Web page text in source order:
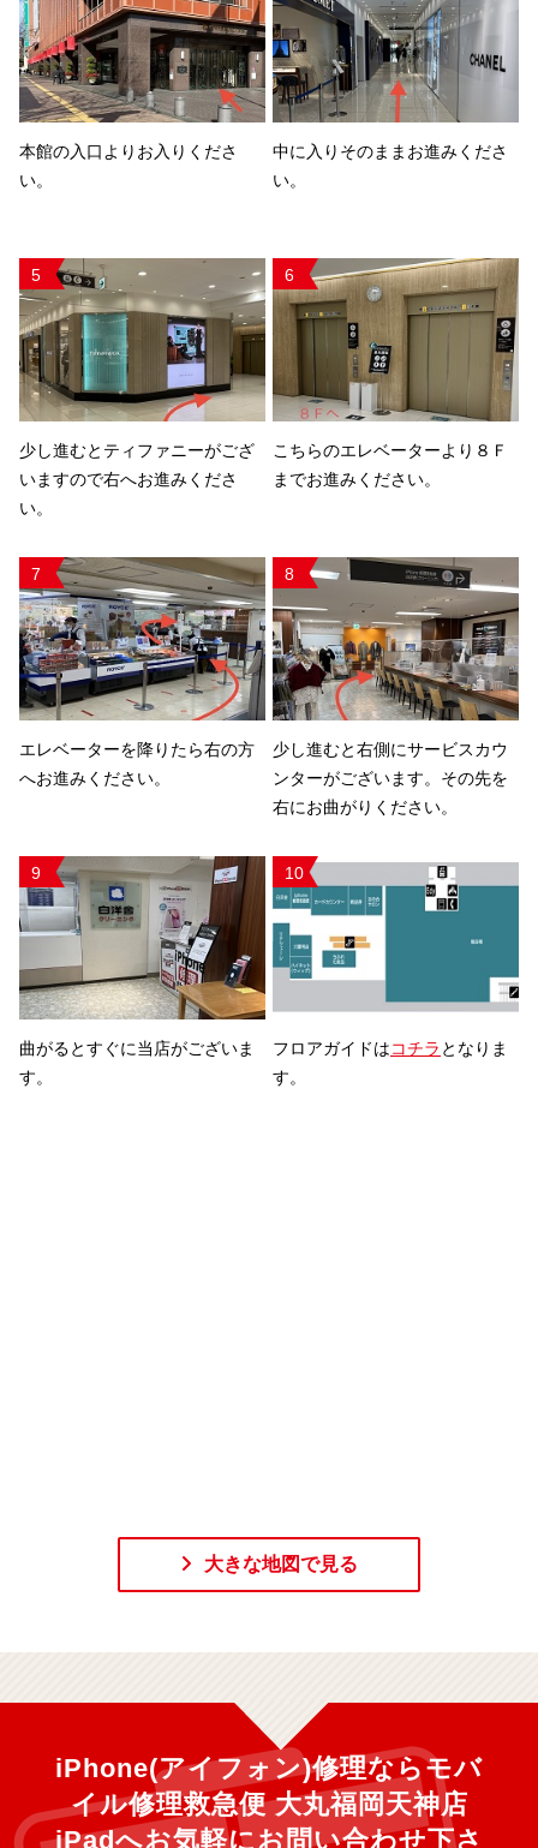
本館の入口よりお入りくださ
い。
中に入りそのままお進みくださ
い。
5
少し進むとティファニーがござ
いますので右へお進みくださ
い。
6
こちらのエレベーターより８Ｆ
までお進みください。
7
エレベーターを降りたら右の方
へお進みください。
8
少し進むと右側にサービスカウ
ンターがございます。その先を
右にお曲がりください。
9
曲がるとすぐに当店がございま
す。
10
フロアガイドはコチラ となりま
す。
大きな地図で見る
iPhone(アイフォン)修理ならモバ
イル修理救急便 大丸福岡天神店
iPadへお気軽にお問い合わせ下さ